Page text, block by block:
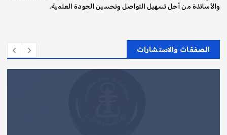
والأساتذة من أجل تسهيل التواصل وتحسين الجودة العلمية.
الصفقات والاستشارات